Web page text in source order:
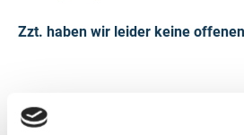
Zzt. haben wir leider keine